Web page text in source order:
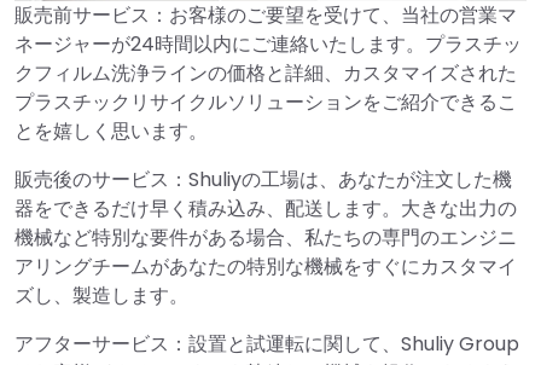
販売前サービス：お客様のご要望を受けて、当社の営業マ
ネージャーが24時間以内にご連絡いたします。プラスチッ
クフィルム洗浄ラインの価格と詳細、カスタマイズされた
プラスチックリサイクルソリューションをご紹介できるこ
とを嬉しく思います。
販売後のサービス：Shuliyの工場は、あなたが注文した機
器をできるだけ早く積み込み、配送します。大きな出力の
機械など特別な要件がある場合、私たちの専門のエンジニ
アリングチームがあなたの特別な機械をすぐにカスタマイ
ズし、製造します。
アフターサービス：設置と試運転に関して、Shuliy Group